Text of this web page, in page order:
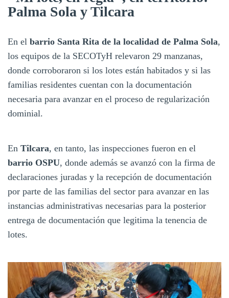
Palma Sola y Tilcara
En el barrio Santa Rita de la localidad de Palma Sola,
los equipos de la SECOTyH relevaron 29 manzanas,
donde corroboraron si los lotes están habitados y si las
familias residentes cuentan con la documentación
necesaria para avanzar en el proceso de regularización
dominial.
En Tilcara, en tanto, las inspecciones fueron en el
barrio OSPU, donde además se avanzó con la firma de
declaraciones juradas y la recepción de documentación
por parte de las familias del sector para avanzar en las
instancias administrativas necesarias para la posterior
entrega de documentación que legitima la tenencia de
lotes.